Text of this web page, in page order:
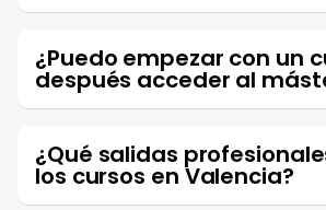
¿Puedo empezar con un
después acceder al
¿Qué salidas
los cursos en Valencia?